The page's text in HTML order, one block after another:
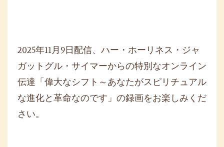
2025年11月9日配信、ハー・ホーリネス・ジャ
ガットグル・サイマーからの特別なオンラ イン
伝達「偉大なシフト～あなたがスピリチュアル
な進化と革命なのです」の録画をお楽しみくだ
さい。